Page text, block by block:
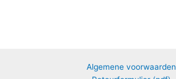
Algemene voorwaarden